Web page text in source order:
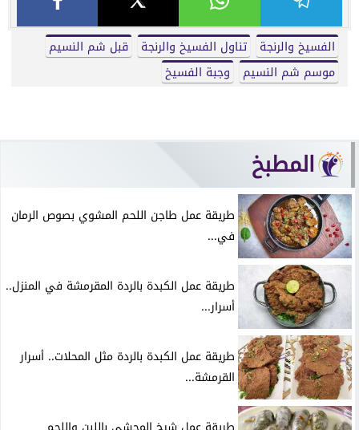
الفسيخ والرنجة تناول الفسيخ والرنجة
قبل شم النسيم
موسم شم النسيم
وجبة الفسيخ
المطبخ
طريقة عمل طاجن اللحم المشوي بصوص الرمان
في...
طريقة عمل الكبدة بالردة المقرمشة في المنزل..
أسرار...
طريقة عمل الكبدة بالردة مثل المحلات.. أسرار
القرمشة...